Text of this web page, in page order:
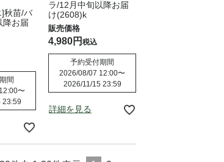
秋苗/バ
降お届
間
〜
23:59
ラ/12月中旬以降お届
け(2608)k
4,980 税込
予約受付期間
2026/08/07 12:00〜
2026/11/15 23:59
詳細を見る